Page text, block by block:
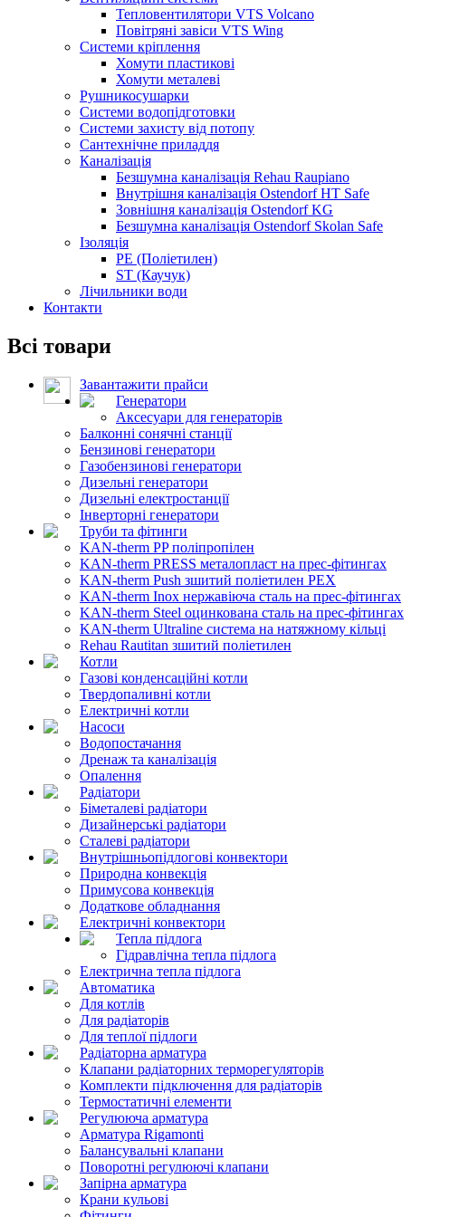
Тепловентилятори VTS Volcano
Повітряні завіси VTS Wing
Системи кріплення
Хомути пластикові
Хомути металеві
Рушникосушарки
Системи водопідготовки
Системи захисту від потопу
Сантехнічне приладдя
Каналізація
Безшумна каналізація Rehau Raupiano
Внутрішня каналізація Ostendorf HT Safe
Зовнішня каналізація Ostendorf KG
Безшумна каналізація Ostendorf Skolan Safe
Ізоляція
PE (Поліетилен)
ST (Каучук)
Лічильники води
Контакти
Всі товари
Завантажити прайси
Генератори
Аксесуари для генераторів
Балконні сонячні станції
Бензинові генератори
Газобензинові генератори
Дизельні генератори
Дизельні електростанції
Інверторні генератори
Труби та фітинги
KAN-therm PP поліпропілен
KAN-therm PRESS металопласт на прес-фітингах
KAN-therm Push зшитий поліетилен PEX
KAN-therm Inox нержавіюча сталь на прес-фітингах
KAN-therm Steel оцинкована сталь на прес-фітингах
KAN-therm Ultraline система на натяжному кільці
Rehau Rautitan зшитий поліетилен
Котли
Газові конденсаційні котли
Твердопаливні котли
Електричні котли
Насоси
Водопостачання
Дренаж та каналізація
Опалення
Радіатори
Біметалеві радіатори
Дизайнерські радіатори
Сталеві радіатори
Внутрішньопідлогові конвектори
Природна конвекція
Примусова конвекція
Додаткове обладнання
Електричні конвектори
Тепла підлога
Гідравлічна тепла підлога
Електрична тепла підлога
Автоматика
Для котлів
Для радіаторів
Для теплої підлоги
Радіаторна арматура
Клапани радіаторних терморегуляторів
Комплекти підключення для радіаторів
Термостатичні елементи
Регулююча арматура
Арматура Rigamonti
Балансувальні клапани
Поворотні регулюючі клапани
Запірна арматура
Крани кульові